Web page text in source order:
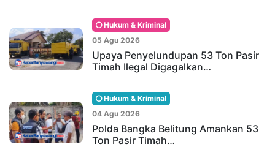
Hukum & Kriminal
05 Agu 2026
Upaya Penyelundupan 53 Ton Pasir
Timah Ilegal Digagalkan…
Hukum & Kriminal
04 Agu 2026
Polda Bangka Belitung Amankan 53
Ton Pasir Timah…